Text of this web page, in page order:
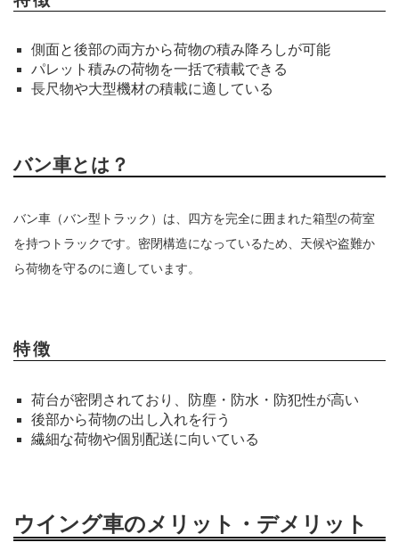
側面と後部の両方から荷物の積み降ろしが可能
パレット積みの荷物を一括で積載できる
長尺物や大型機材の積載に適している
バン車とは？
バン車（バン型トラック）は、四方を完全に囲まれた箱型の荷室
を持つトラックです。密閉構造になっているため、天候や盗難か
ら荷物を守るのに適しています。
特徴
荷台が密閉されており、防塵・防水・防犯性が高い
後部から荷物の出し入れを行う
繊細な荷物や個別配送に向いている
ウイング車のメリット・デメリット